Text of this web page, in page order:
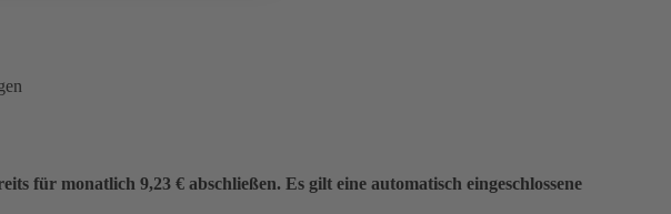
für monatlich 9,23 € abschließen. Es gilt eine automatisch eingeschlossene